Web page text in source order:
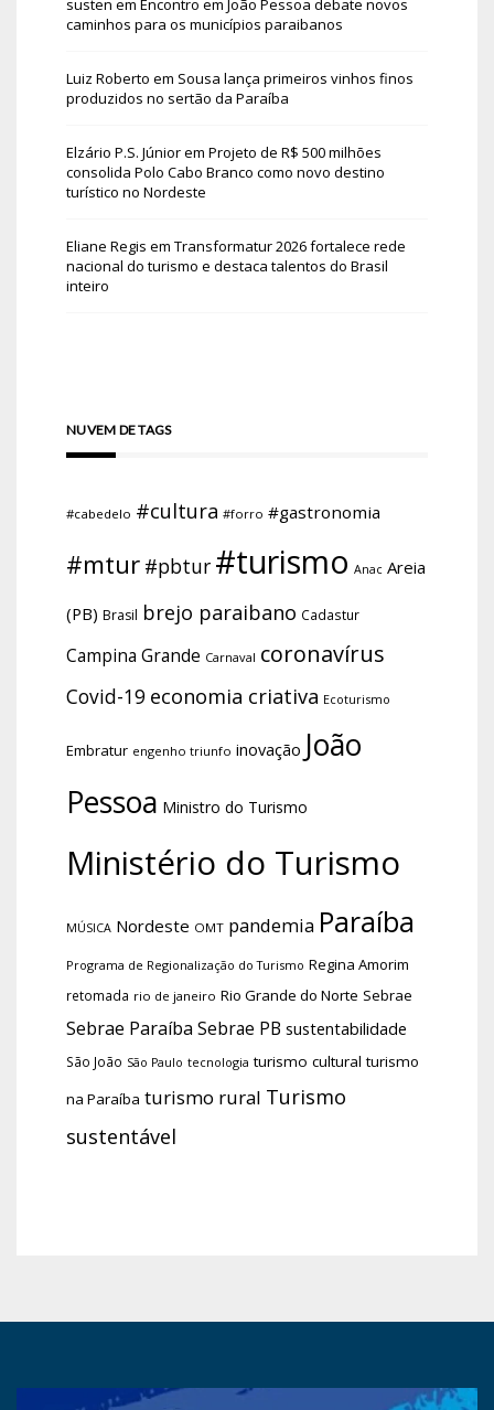
susten em Encontro em João Pessoa debate novos
caminhos para os municípios paraibanos
Luiz Roberto em Sousa lança primeiros vinhos finos
produzidos no sertão da Paraíba
Elzário P.S. Júniorem Projeto de R$ 500 milhões
consolida Polo Cabo Branco como novo destino
turístico no Nordeste
Eliane Regis em Transformatur 2026 fortalece rede
nacional do turismo e destaca talentos do Brasil
inteiro
NUVEM DE TAGS
#cabedelo #cultura #forro #gastronomia
#mtur #pbtur #turismo Anac Areia
(PB) Brasil brejo paraibano Cadastur
Campina Grande Carnaval coronavírus
Covid-19 economia criativa Ecoturismo
Embratur engenho triunfo inovação João
Pessoa Ministro do Turismo
Ministério do Turismo
MÚSICA Nordeste OMT pandemia Paraíba
Programa de Regionalização do Turismo Regina Amorim
retomada rio de janeiro Rio Grande do Norte Sebrae
Sebrae Paraíba Sebrae PB sustentabilidade
São João São Paulo tecnologia turismo cultural turismo
na Paraíba turismo rural Turismo
sustentável